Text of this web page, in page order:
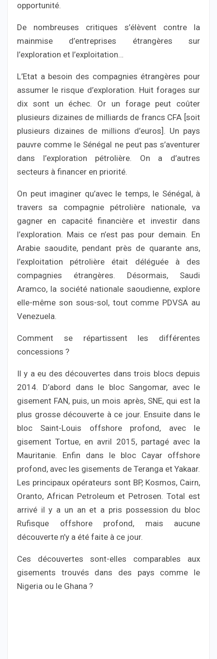
opportunité.
De nombreuses critiques s’élèvent contre la
mainmise d’entreprises étrangères sur
l’exploration et l’exploitation…
L’Etat a besoin des compagnies étrangères pour
assumer le risque d’exploration. Huit forages sur
dix sont un échec. Or un forage peut coûter
plusieurs dizaines de milliards de francs CFA [soit
plusieurs dizaines de millions d’euros]. Un pays
pauvre comme le Sénégal ne peut pas s’aventurer
dans l’exploration pétrolière. On a d’autres
secteurs à financer en priorité.
On peut imaginer qu’avec le temps, le Sénégal, à
travers sa compagnie pétrolière nationale, va
gagner en capacité financière et investir dans
l’exploration. Mais ce n’est pas pour demain. En
Arabie saoudite, pendant près de quarante ans,
l’exploitation pétrolière était déléguée à des
compagnies étrangères. Désormais, Saudi
Aramco, la société nationale saoudienne, explore
elle-même son sous-sol, tout comme PDVSA au
Venezuela.
Comment se répartissent les différentes
concessions ?
Il y a eu des découvertes dans trois blocs depuis
2014. D’abord dans le bloc Sangomar, avec le
gisement FAN, puis, un mois après, SNE, qui est la
plus grosse découverte à ce jour. Ensuite dans le
bloc Saint-Louis offshore profond, avec le
gisement Tortue, en avril 2015, partagé avec la
Mauritanie. Enfin dans le bloc Cayar offshore
profond, avec les gisements de Teranga et Yakaar.
Les principaux opérateurs sont BP, Kosmos, Cairn,
Oranto, African Petroleum et Petrosen. Total est
arrivé il y a un an et a pris possession du bloc
Rufisque offshore profond, mais aucune
découverte n’y a été faite à ce jour.
Ces découvertes sont-elles comparables aux
gisements trouvés dans des pays comme le
Nigeria ou le Ghana ?